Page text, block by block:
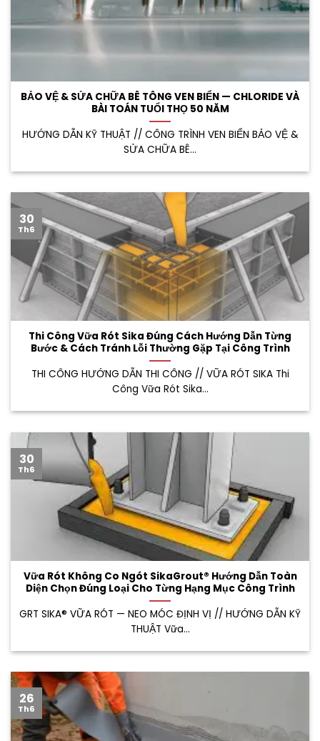
BẢO VỆ & SỬA CHỮA BÊ TÔNG VEN BIỂN — CHLORIDE VÀ
BÀI TOÁN TUỔI THỌ 50 NĂM
HƯỚNG DẪN KỸ THUẬT // CÔNG TRÌNH VEN BIỂN BẢO VỆ &
SỬA CHỮA BÊ...
Thi Công Vữa Rót Sika Đúng Cách Hướng Dẫn Từng
Bước & Cách Tránh Lỗi Thường Gặp Tại Công Trình
THI CÔNG HƯỚNG DẪN THI CÔNG // VỮA RÓT SIKA Thi
Công Vữa Rót Sika...
30
Th6
Vữa Rót Không Co Ngót SikaGrout® Hướng Dẫn Toàn
Diện Chọn Đúng Loại Cho Từng Hạng Mục Công Trình
GRT SIKA® VỮA RÓT — NEO MÓC ĐỊNH VỊ // HƯỚNG DẪN KỸ
THUẬT Vữa...
30
Th6
26
Th6